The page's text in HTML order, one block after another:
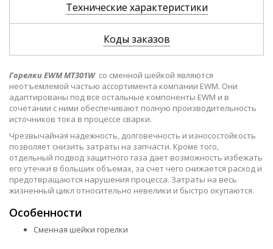
Технические характеристики
Коды заказов
Горелки EWM MT301Wсо сменной шейкой являются
неотъемлемой частью ассортимента компании EWM. Они
адаптированы под все остальные компоненты EWM и в
сочетании с ними обеспечивают полную производительность
источников тока в процессе сварки.
Чрезвычайная надежность, долговечность и износостойкость
позволяет снизить затраты на запчасти. Кроме того,
отдельный подвод защитного газа дает возможность избежать
его утечки в больших объемах, за счет чего снижается расход и
предотвращаются нарушения процесса. Затраты на весь
жизненный цикл относительно невелики и быстро окупаются.
Особенности
Сменная шейки горелки